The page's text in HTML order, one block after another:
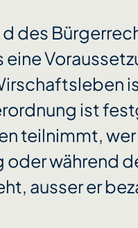
d des
ist
teilnimmt, wer
während
ausser er